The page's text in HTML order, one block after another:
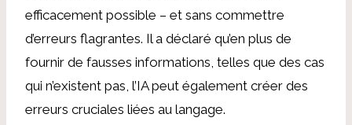
efficacement possible – et sans commettre
d’erreurs flagrantes. Ila déclaré qu’en plus de
fournir de fausses informations, telles que des cas
qui n’existent pas, l’IA peut également créer des
erreurs cruciales liées au langage.